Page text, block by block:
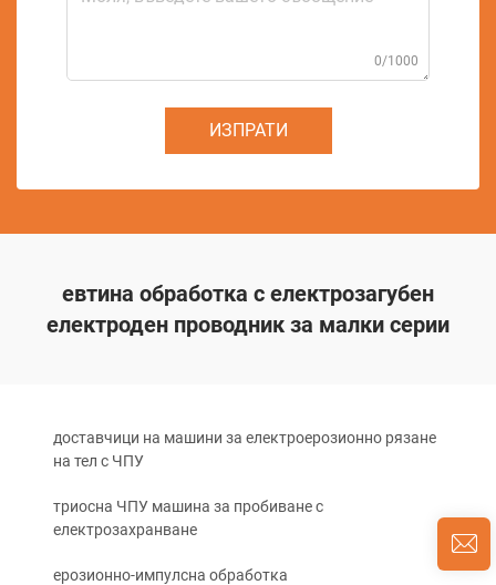
0/1000
ИЗПРАТИ
евтина обработка с електрозагубен
електроден проводник за малки серии
доставчици на машини за електроерозионно рязане
на тел с ЧПУ
триосна ЧПУ машина за пробиване с
електрозахранване
ерозионно-импулсна обработка